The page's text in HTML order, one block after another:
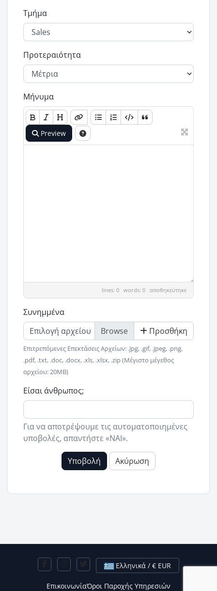
Τμήμα
Προτεραιότητα
Μήνυμα
Preview
lines: 0 words: 0 αποθηκεύτηκε
Συνημμένα
Επιλογή αρχείου
Προσθήκη
Επιτρεπόμενες Επεκτάσεις Αρχείων: .jpg, .gif, .jpeg, .png,
.pdf, .txt, .doc, .docx, .xls, .xlsx, .zip (Μέγιστο μέγεθος
αρχείου: 20MB)
Είσαι άνθρωπος;
Για να αποτρέψουμε τις αυτοματοποιημένες
υποβολές, απαντήστε «ΝΑΙ».
Υποβολή Ακύρωση
Ελληνικά / € EUR
ΕπικοινωνίαΌροι Παροχής Υπηρεσιών